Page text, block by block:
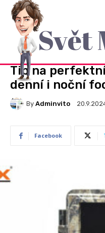
Svět
Domů Rady a návody
RADY A NÁVODY
Tip na
denní i noční
By Adminvito
Facebook